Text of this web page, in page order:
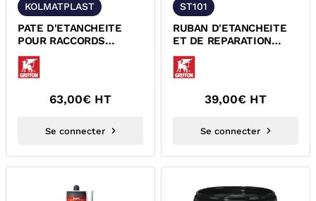
KOLMATPLAST
PATE D'ETANCHEITE
POUR RACCORDS
FILETES GRIFFON
6300213
63,00€ HT
Se connecter
ST101
RUBAN D'ETANCHEITE
ET DE REPARATION
IMMEDIATE SFT-101
GRIFFON 6311144
39,00€ HT
Se connecter